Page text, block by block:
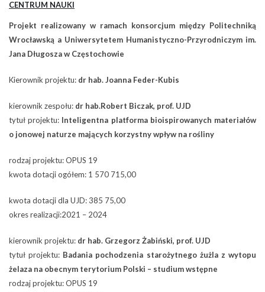
CENTRUM NAUKI
Projekt realizowany w ramach konsorcjum między Politechniką
Wrocławską a Uniwersytetem Humanistyczno-Przyrodniczym im.
Jana Długosza w Częstochowie
Kierownik projektu: dr hab. Joanna Feder-Kubis
kierownik zespołu: dr hab.Robert Biczak, prof. UJD
tytuł projektu: Inteligentna platforma bioispirowanych materiałów
o jonowej naturze mających korzystny wpływ na rośliny
rodzaj projektu: OPUS 19
kwota dotacji ogółem: 1 570 715,00
kwota dotacji dla UJD: 385 75,00
okres realizacji:2021 – 2024
kierownik projektu: dr hab. Grzegorz Żabiński, prof. UJD
tytuł projektu: Badania pochodzenia starożytnego żużla z wytopu
żelaza na obecnym terytorium Polski – studium wstępne
rodzaj projektu: OPUS 19